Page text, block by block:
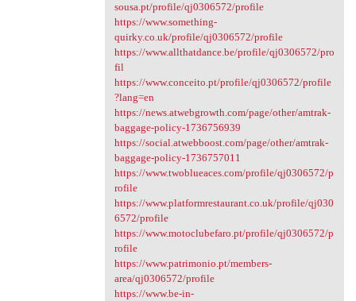
sousa.pt/profile/qj0306572/profile
https://www.something-
quirky.co.uk/profile/qj0306572/profile
https://www.allthatdance.be/profile/qj0306572/pro
fil
https://www.conceito.pt/profile/qj0306572/profile
?lang=en
https://news.atwebgrowth.com/page/other/amtrak-
baggage-policy-1736756939
https://social.atwebboost.com/page/other/amtrak-
baggage-policy-1736757011
https://www.twoblueaces.com/profile/qj0306572/p
rofile
https://www.platformrestaurant.co.uk/profile/qj030
6572/profile
https://www.motoclubefaro.pt/profile/qj0306572/p
rofile
https://www.patrimonio.pt/members-
area/qj0306572/profile
https://www.be-in-